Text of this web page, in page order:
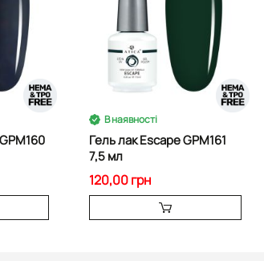
В наявності
Гель лак Escape GPM161
7,5 мл
120,00 грн